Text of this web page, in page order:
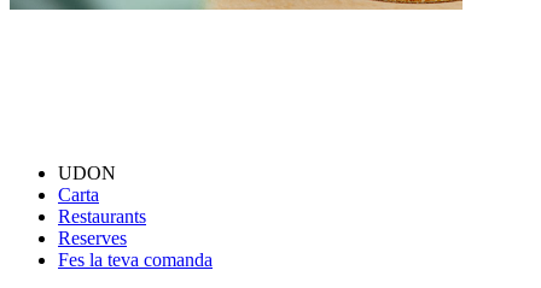
UDON
Carta
Restaurants
Reserves
Fes la teva comanda